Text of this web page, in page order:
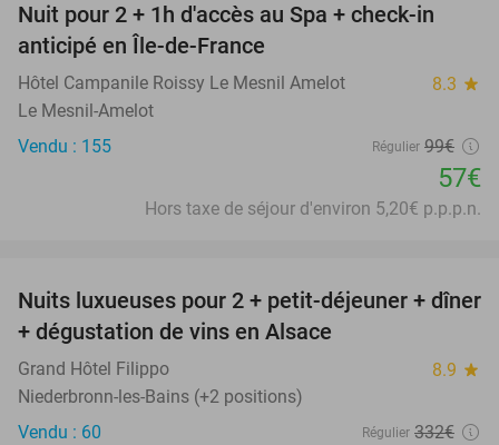
42%
Nuit pour 2 + 1h d'accès au Spa + check-in
anticipé en Île-de-France
Hôtel Campanile Roissy Le Mesnil Amelot 8.3 star
Le Mesnil-Amelot
Vendu : 155
Régulier 99€
57€
Hors taxe de séjour d'environ 5,20€ p.p.p.n.
28%
Nuits luxueuses pour 2 + petit-déjeuner + dîner
+ dégustation de vins en Alsace
Grand Hôtel Filippo 8.9 star
Niederbronn-les-Bains (+2 positions)
Vendu : 60
Régulier 332€